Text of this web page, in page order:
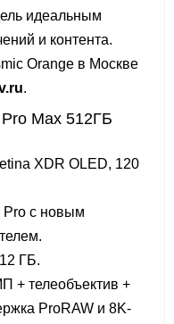
идеальным
и контента.
Orange в Москве
.
Max 512ГБ
XDR OLED, 120
Pro с новым
ГБ.
+ телеобъектив +
ProRAW и 8K-